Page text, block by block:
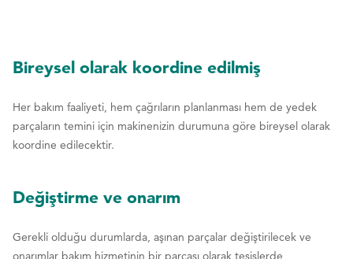
9
0
9
0
5
7
8
0
5
7
8
0
Bireysel olarak koordine edilmiş
Her bakım faaliyeti, hem çağrıların planlanması hem de yedek
parçaların temini için makinenizin durumuna göre bireysel olarak
koordine edilecektir.
Değiştirme ve onarım
Gerekli olduğu durumlarda, aşınan parçalar değiştirilecek ve
onarımlar bakım hizmetinin bir parçası olarak tesislerde